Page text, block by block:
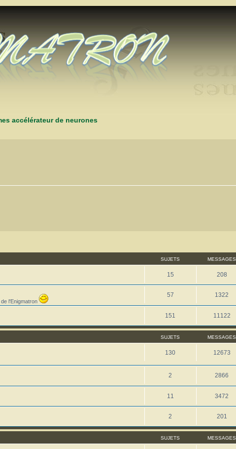
accélérateur de neurones
SUJETS MESSAGES
15 208
l'Enigmatron
57 1322
151 11122
SUJETS MESSAGES
130 12673
2 2866
11 3472
2 201
SUJETS MESSAGES